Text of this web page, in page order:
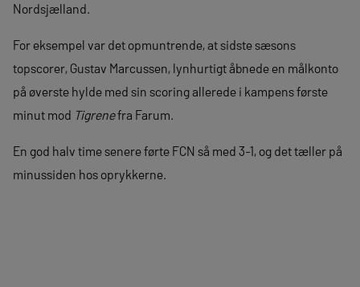
Nordsjælland.
For eksempel var det opmuntrende, at sidste sæsons
topscorer, Gustav Marcussen, lynhurtigt åbnede en målkonto
på øverste hylde med sin scoring allerede i kampens første
minut mod Tigrenefra Farum.
En god halv time senere førte FCN så med 3-1, og det tæller på
minussiden hos oprykkerne.